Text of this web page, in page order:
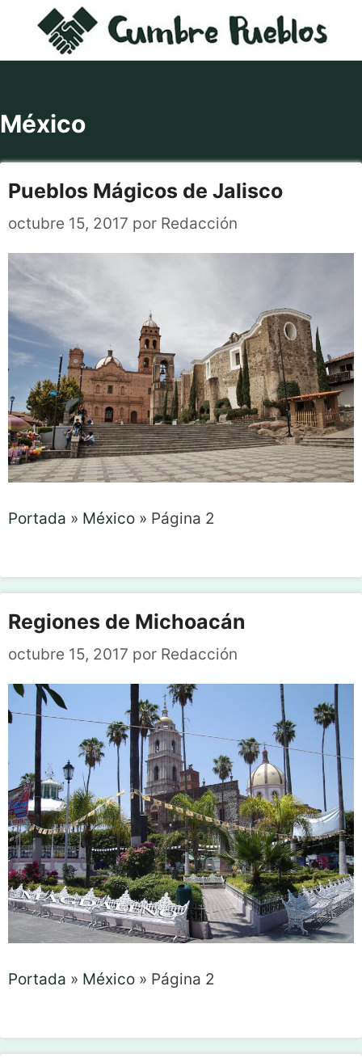
contenido
México
Pueblos Mágicos de Jalisco
octubre 15, 2017 por Redacción
Portada » México » Página 2
Regiones de Michoacán
octubre 15, 2017 por Redacción
Portada » México » Página 2